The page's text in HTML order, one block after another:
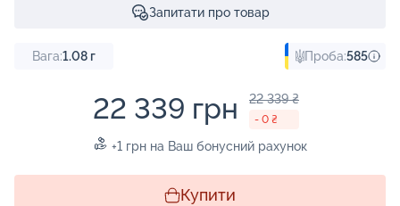
Запитати про товар
Вага:1.08 г Проба:585
22 339 грн 22 339 ₴
- 0 ₴
+1 грн на Ваш бонусний рахунок
Купити